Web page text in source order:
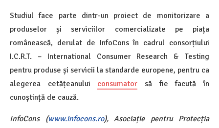
Studiul face parte dintr-un proiect de monitorizare a
produselor și serviciilor comercializate pe piața
românească, derulat de InfoCons în cadrul consorțiului
I.C.R.T. – International Consumer Research & Testing
pentru produse și servicii la standarde europene, pentru ca
alegerea cetățeanului consumator să fie facută în
cunoștință de cauză.
InfoCons (www.infocons.ro), Asociație pentru Protecția